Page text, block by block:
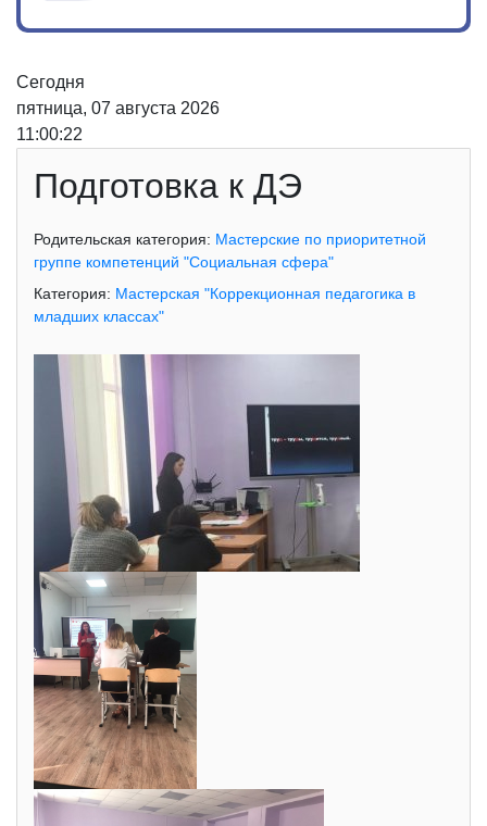
Сегодня
пятница, 07 августа 2026
11:00:22
Подготовка к ДЭ
Родительская категория: Мастерские по приоритетной
группе компетенций "Социальная сфера"
Категория: Мастерская "Коррекционная педагогика в
младших классах"